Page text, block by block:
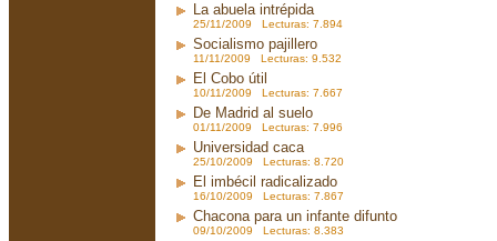
La abuela intrépida
25/11/2009 Lecturas: 7.894
Socialismo pajillero
11/11/2009 Lecturas: 9.532
El Cobo útil
10/11/2009 Lecturas: 7.667
De Madrid al suelo
01/11/2009 Lecturas: 7.996
Universidad caca
25/10/2009 Lecturas: 8.720
El imbécil radicalizado
16/10/2009 Lecturas: 7.867
Chacona para un infante difunto
09/10/2009 Lecturas: 8.383